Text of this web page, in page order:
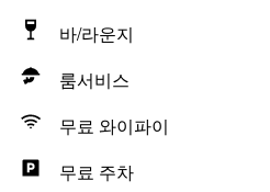
바/라운지
룸서비스
무료 와이파이
무료 주차